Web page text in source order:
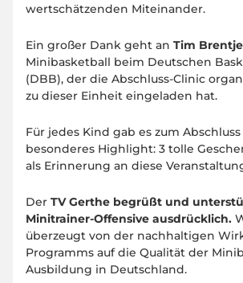
wertschätzenden Miteinander.
Ein großer Dank geht an Tim
Minibasketball beim Deutschen
(DBB), der die Abschluss-Clinic
zu dieser Einheit eingeladen hat.
Für jedes Kind gab es zum
besonderes Highlight: 3 tolle
als Erinnerung an diese
Der TV Gerthe begrüßt und
Minitrainer-Offensive ausdrücklich.
überzeugt von der nachhaltigen
Programms auf die Qualität der
Ausbildung in Deutschland.